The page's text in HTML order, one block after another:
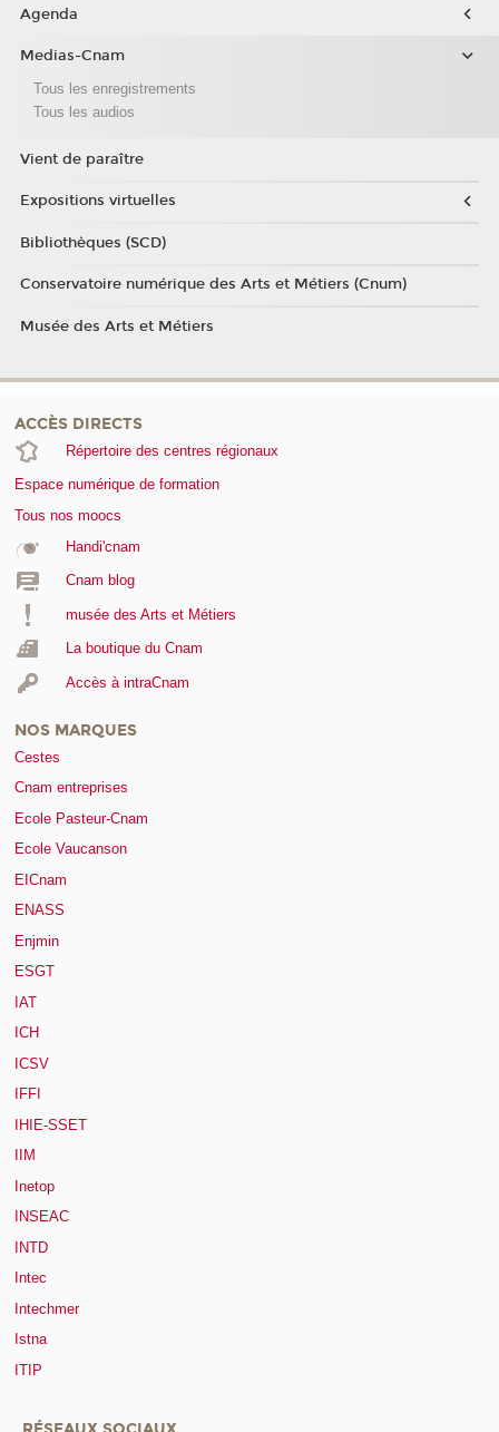
Agenda
Medias-Cnam
Tous les enregistrements
Tous les audios
Vient de paraître
Expositions virtuelles
Bibliothèques (SCD)
Conservatoire numérique des Arts et Métiers (Cnum)
Musée des Arts et Métiers
ACCÈS DIRECTS
Répertoire des centres régionaux
Espace numérique de formation
Tous nos moocs
Handi'cnam
Cnam blog
musée des Arts et Métiers
La boutique du Cnam
Accès à intraCnam
NOS MARQUES
Cestes
Cnam entreprises
Ecole Pasteur-Cnam
Ecole Vaucanson
EICnam
ENASS
Enjmin
ESGT
IAT
ICH
ICSV
IFFI
IHIE-SSET
IIM
Inetop
INSEAC
INTD
Intec
Intechmer
Istna
ITIP